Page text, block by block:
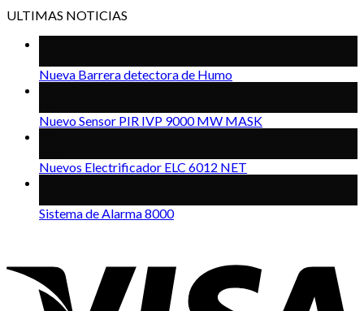
ULTIMAS NOTICIAS
Nueva Barrera detectora de Humo
Nuevo Sensor PIR IVP 9000 MW MASK
Nuevos Electrificador ELC 6012 NET
Sistema de Alarma 8000